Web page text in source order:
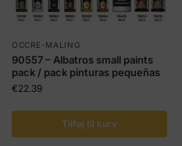
OCCRE-MALING
90557 – Albatros small paints
pack / pack pinturas pequeñas
€22.39
Tilføj til kurv